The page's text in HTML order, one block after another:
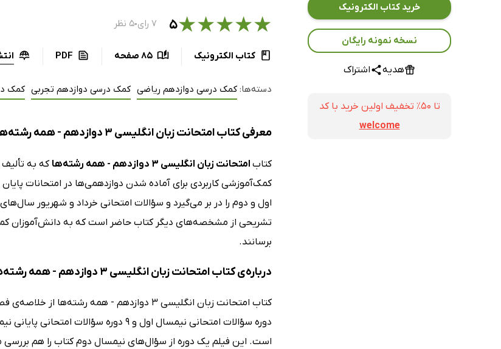
خرید کتاب الکترونیک
نسخه نمونه رایگان
هدیه اشتراک
تا ۵۰٪ تخفیف اولین خرید با کد
welcome
★
★
★
★
★۵ ۷ رای ●۵ نظر
کتاب الکترونیک 85 صفحه PDF
دسته‌ها: کمک درسی دوازدهم ریاضی کمک درسی دوازدهم تجربی کمک
معرفی کتاب امتحانت زبان انگلیسی 3 دوازدهم - همه رشته‌ها
کتاب امتحانت زبان انگلیسی 3 دوازدهم - همه رشته‌ها که به تألیف
کمک‌آموزشی کاربردی برای آماده شدن دوازدهمی‌ها در امتحانات
تشریحی از مشخصه‌های دیگر کتاب حاضر است که به دانش‌آموزان کمک
برسانند.
درباره‌ی کتاب امتحانت زبان انگلیسی 3 دوازدهم - همه رشته‌ها
دوره سؤالات امتحانی نیمسال اول و 9
است. این فیلم یک دوره از سؤال‌های نیمسال دوم کتاب را هم